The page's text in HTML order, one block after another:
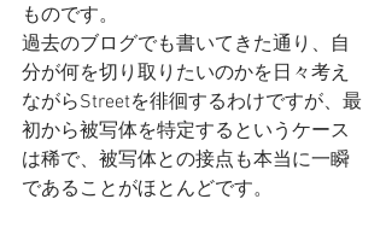
ものです。
過去のブログでも書いてきた通り、自
分が何を切り取りたいのかを日々考え
ながらStreetを徘徊するわけですが、最
初から被写体を特定するというケース
は稀で、被写体との接点も本当に一瞬
であることがほとんどです。